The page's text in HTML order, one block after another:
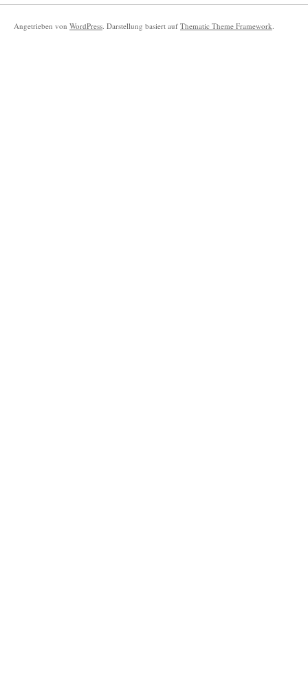
Angetrieben von WordPress . Darstellung basiert auf Thematic Theme Framework